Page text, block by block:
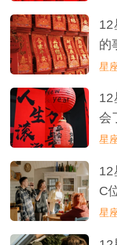
2. 在与他们交
的态度，让他们感
给予他们尊重和支
4. 在与他们交
多干涉他们的私人
5. 与他们一起
险，例如旅游、户
12
的
星
12
会
星
12
C
星